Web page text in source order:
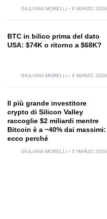
GIULIANA MORELLI 6 MARZO 2026
BTC in bilico prima del dato
USA: $74K o ritorno a $68K?
GIULIANA MORELLI 6 MARZO 2026
Il più grande investitore
crypto di Silicon Valley
raccoglie $2 miliardi mentre
Bitcoin è a −40% dai massimi:
ecco perché
GIULIANA MORELLI 5 MARZO 2026